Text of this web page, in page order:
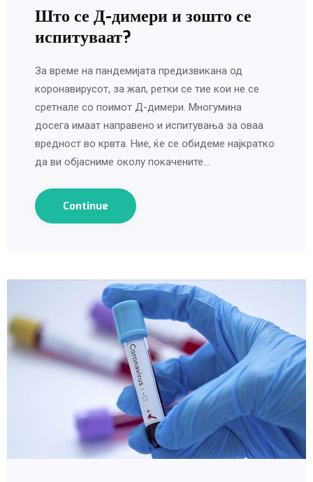
Што се Д-димери и зошто се
испитуваат?
За време на пандемијата предизвикана од
коронавирусот, за жал, ретки се тие кои не се
сретнале со поимот Д-димери. Многумина
досега имаат направено и испитувања за оваа
вредност во крвта. Ние, ќе се обидеме најкратко
да ви објасниме околу покачените…
Continue